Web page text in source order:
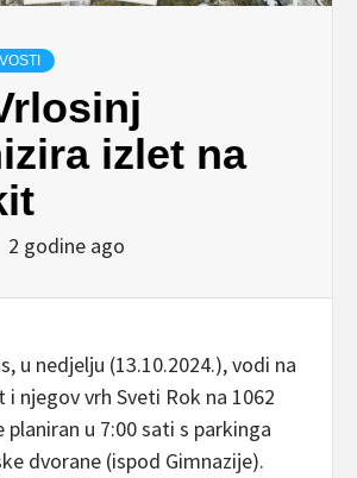
izlet na
2 godine ago
u nedjelju (13.10.2024.), vodi na
njegov vrh Sveti Rok na 1062
planiran u 7:00 sati s parkinga
dvorane (ispod Gimnazije).